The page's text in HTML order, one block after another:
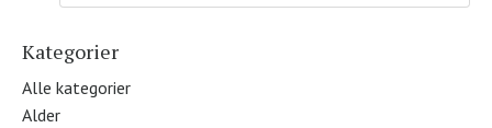
Kategorier
Alle kategorier
Alder